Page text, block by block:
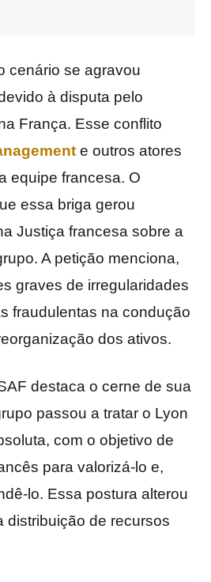
cenário se agravou
à disputa pelo
França. Esse conflito
e outros atores
equipe francesa. O
essa briga gerou
Justiça francesa sobre a
A petição menciona,
graves de irregularidades
fraudulentas na condução
dos ativos.
destaca o cerne de sua
passou a tratar o Lyon
com o objetivo de
para valorizá-lo e,
lo. Essa postura alterou
distribuição de recursos